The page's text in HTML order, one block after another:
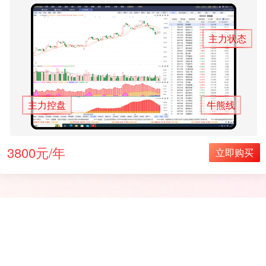
主力控盘
主力状态
牛熊线
3800元/年 立即购买